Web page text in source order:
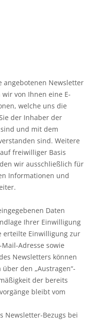
angebotenen Newsletter
von Ihnen eine E-
welche uns die
der Inhaber der
und mit dem
sind. Weitere
freiwilliger Basis
wir ausschließlich für
Informationen und
Daten
Ihrer Einwilligung
erteilte Einwilligung zur
Adresse sowie
Newsletters können
den „Austragen“-
der bereits
bleibt vom
Newsletter-Bezugs bei